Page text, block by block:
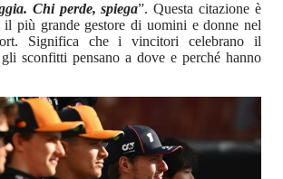
Chi perde, spiega”. Questa citazione è
il più grande gestore di uomini e donne nel
Significa che i vincitori celebrano il
gli sconfitti pensano a dove e perché hanno